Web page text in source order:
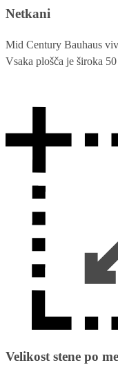
Netkani
Mid Century Bauhaus
Vsaka plošča je široka
Velikost stene po